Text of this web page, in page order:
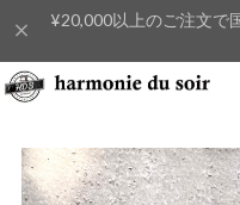
¥20,000以上のご注文で